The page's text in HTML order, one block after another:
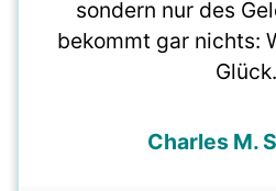
sondern nur des
bekommt gar nichts:
Glück.
Charles M.